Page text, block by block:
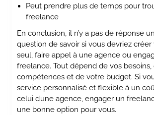
Peut prendre plus de temps pour
freelance
En conclusion, il n’y a pas de réponse
question de savoir si vous devriez
seul, faire appel à une agence ou
freelance. Tout dépend de vos besoins,
compétences et de votre budget. Si
service personnalisé et flexible à un
celui d’une agence, engager un
une bonne option pour vous.